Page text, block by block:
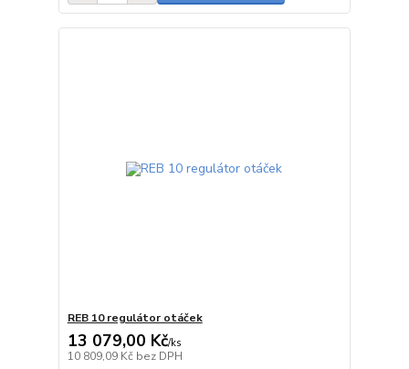
REB 10 regulátor otáček
13 079,00 Kč/ks
10 809,09 Kč bez DPH